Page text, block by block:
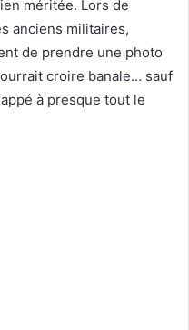
méritée. Lors de
anciens militaires,
de prendre une photo
croire banale… sauf
à presque tout le